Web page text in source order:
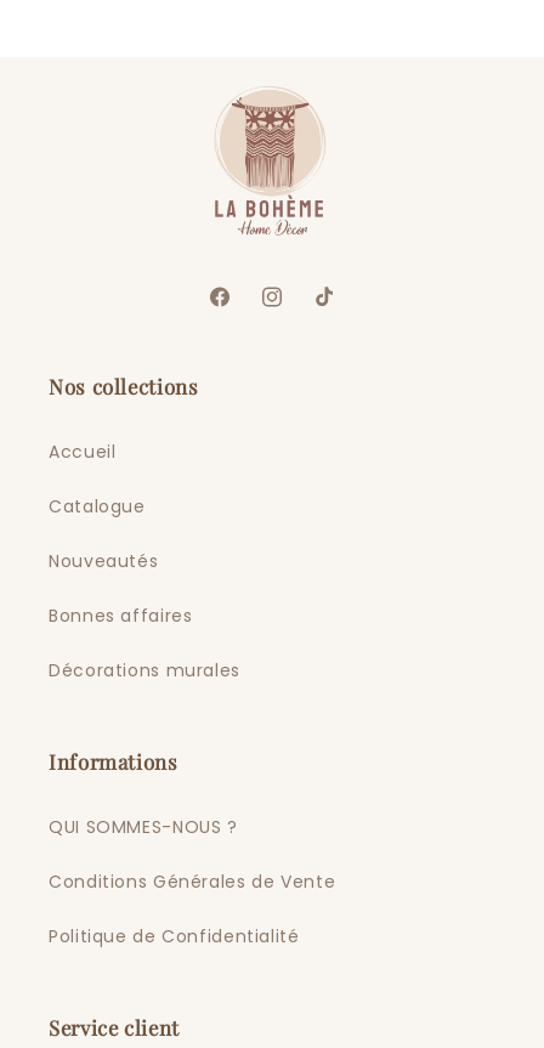
FacebookInstagram
TikTok
Nos collections
Accueil
Catalogue
Nouveautés
Bonnes affaires
Décorations murales
Informations
QUI SOMMES-NOUS ?
Conditions Générales de Vente
Politique de Confidentialité
Service client